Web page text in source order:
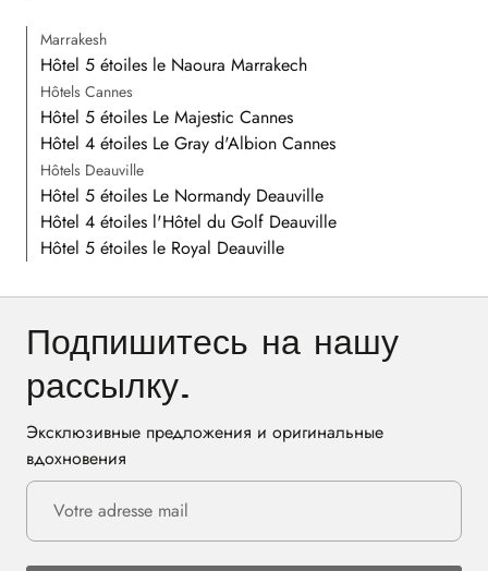
Marrakesh
Hôtel 5 étoiles le Naoura Marrakech
Hôtels Cannes
Hôtel 5 étoiles Le Majestic Cannes
Hôtel 4 étoiles Le Gray d'Albion Cannes
Hôtels Deauville
Hôtel 5 étoiles Le Normandy Deauville
Hôtel 4 étoiles l'Hôtel du Golf Deauville
Hôtel 5 étoiles le Royal Deauville
Подпишитесь на нашу
рассылку.
Эксклюзивные предложения и оригинальные
вдохновения